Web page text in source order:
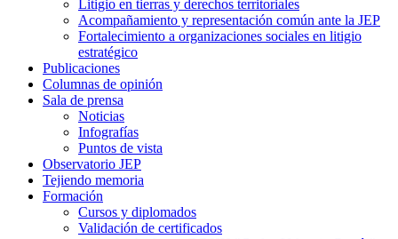
Litigio en tierras y derechos territoriales
Acompañamiento y representación común ante la JEP
Fortalecimiento a organizaciones sociales en litigio
estratégico
Publicaciones
Columnas de opinión
Sala de prensa
Noticias
Infografías
Puntos de vista
Observatorio JEP
Tejiendo memoria
Formación
Cursos y diplomados
Validación de certificados